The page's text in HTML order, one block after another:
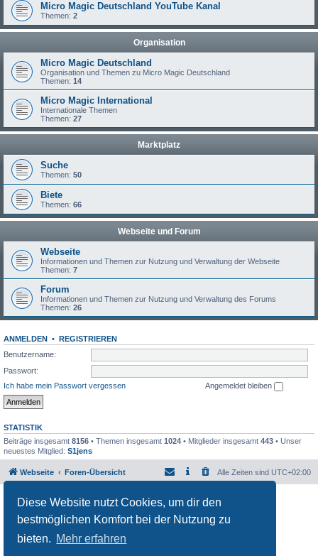
Diese Website nutzt Cookies, um dir den
bestmöglichen Komfort bei der Nutzung zu
bieten. Mehr erfahren
Micro Magic Deutschland YouTube Kanal
Themen: 2
Organisation
Micro Magic Deutschland
Organisation und Themen zu Micro Magic Deutschland
Themen: 14
Micro Magic International
Internationale Themen
Themen: 27
Marktplatz
Suche
Themen: 50
Biete
Themen: 66
Webseite und Forum
Webseite
Informationen und Themen zur Nutzung und Verwaltung der Webseite
Themen: 7
Forum
Informationen und Themen zur Nutzung und Verwaltung des Forums
Themen: 26
ANMELDEN •
REGISTRIEREN
Benutzername:
Passwort:
Ich habe mein Passwort vergessen
Angemeldet bleiben
STATISTIK
Beiträge insgesamt 8156 • Themen insgesamt 1024 • Mitglieder insgesamt 443 • Unser
neuestes Mitglied: S1jens
Webseite Foren-Übersicht Alle Zeiten sind UTC+02:00
Powered by phpBB
® Forum Software © phpBB Limited
Datenschutz|Nutzungsbedingungen